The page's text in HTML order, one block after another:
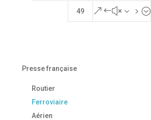
49 &#x35;
Presse française
Routier
Ferroviaire
Aérien